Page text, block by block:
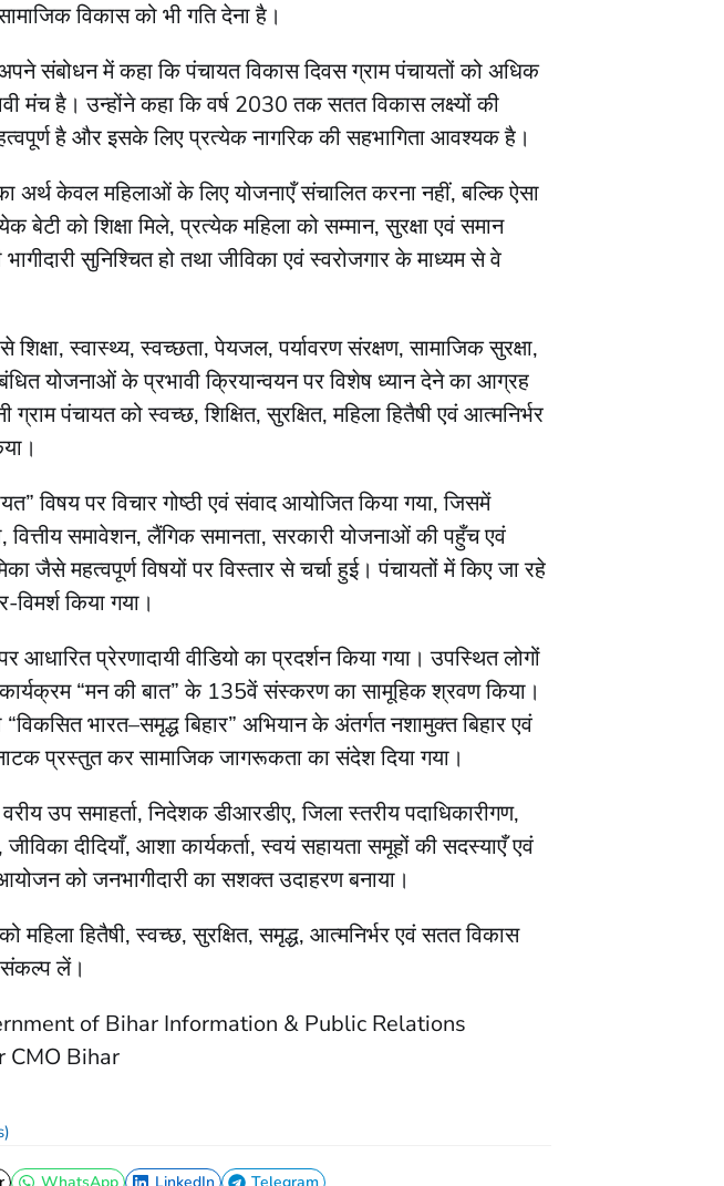
विकास को भी गति देना है।
अपने संबोधन में कहा कि पंचायत विकास दिवस ग्राम पंचायतों को अधिक
मंच है। उन्होंने कहा कि वर्ष 2030 तक सतत विकास लक्ष्यों की
है और इसके लिए प्रत्येक नागरिक की सहभागिता आवश्यक है।
अर्थ केवल महिलाओं के लिए योजनाएँ संचालित करना नहीं, बल्कि ऐसा
बेटी को शिक्षा मिले, प्रत्येक महिला को सम्मान, सुरक्षा एवं समान
सुनिश्चित हो तथा जीविका एवं स्वरोजगार के माध्यम से वे
शिक्षा, स्वास्थ्य, स्वच्छता, पेयजल, पर्यावरण संरक्षण, सामाजिक सुरक्षा,
योजनाओं के प्रभावी क्रियान्वयन पर विशेष ध्यान देने का आग्रह
पंचायत को स्वच्छ, शिक्षित, सुरक्षित, महिला हितैषी एवं आत्मनिर्भर
विषय पर विचार गोष्ठी एवं संवाद आयोजित किया गया, जिसमें
वित्तीय समावेशन, लैंगिक समानता, सरकारी योजनाओं की पहुँच एवं
जैसे महत्वपूर्ण विषयों पर विस्तार से चर्चा हुई। पंचायतों में किए जा रहे
विमर्श किया गया।
आधारित प्रेरणादायी वीडियो का प्रदर्शन किया गया। उपस्थित लोगों
कार्यक्रम “मन की बात” के 135वें संस्करण का सामूहिक श्रवण किया।
“विकसित भारत–समृद्ध बिहार” अभियान के अंतर्गत नशामुक्त बिहार एवं
प्रस्तुत कर सामाजिक जागरूकता का संदेश दिया गया।
उप समाहर्ता, निदेशक डीआरडीए, जिला स्तरीय पदाधिकारीगण,
दीदियाँ, आशा कार्यकर्ता, स्वयं सहायता समूहों की सदस्याएँ एवं
को जनभागीदारी का सशक्त उदाहरण बनाया।
हितैषी, स्वच्छ, सुरक्षित, समृद्ध, आत्मनिर्भर एवं सतत विकास
संकल्प लें।
of Bihar Information & Public Relations
CMO Bihar